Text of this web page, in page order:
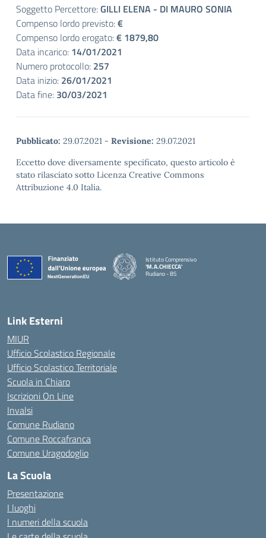
Soggetto Percettore:GILLI ELENA - DI MAURO SONIA
Compenso lordo previsto:€
Compenso lordo erogato:€ 1879,80
Data incarico: 14/01/2021
Numero protocollo: 257
Data inizio: 26/01/2021
Data fine: 30/03/2021
Pubblicato: 29.07.2021 - Revisione: 29.07.2021
Eccetto dove diversamente specificato, questo articolo è
stato rilasciato sotto Licenza Creative Commons
Attribuzione 4.0 Italia.
Istituto Comprensivo
'M.A.CHIECCA'
Rudiano - BS
Link Esterni
MIUR
Ufficio Scolastico Regionale
Ufficio Scolastico Territoriale
Scuola in Chiaro
Iscrizioni On Line
Invalsi
Comune Rudiano
Comune Roccafranca
Comune Uragodoglio
La Scuola
Presentazione
I luoghi
I numeri della scuola